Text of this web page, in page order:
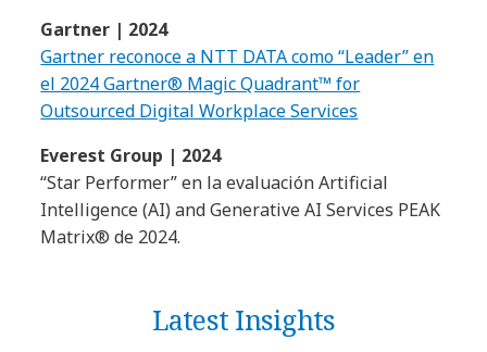
Gartner | 2024
Gartner reconoce a NTT DATA como “Leader” en
el 2024 Gartner® Magic Quadrant™ for
Outsourced Digital Workplace Services
Everest Group | 2024
“Star Performer” en la evaluación Artificial
Intelligence (AI) and Generative AI Services PEAK
Matrix® de 2024.
Latest Insights